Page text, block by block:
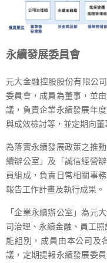
永續發展委員會
元大金融控股股份有限公
委員會，成員為董事，並
議，負責企業永續發展年
與成效檢討等，並定期向董
為落實永續發展政策之推
續辦公室」及「誠信經營
員組成，負責日常相關事
報告工作計畫及執行成果。
「企業永續辦公室」為元
司治理、永續金融、員工
能組別，成員由本公司及
議，定期提報永續發展委